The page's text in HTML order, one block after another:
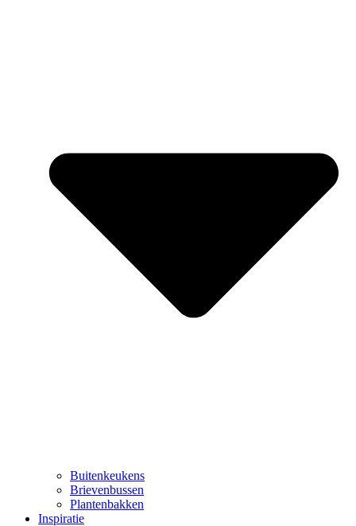
Buitenkeukens
Brievenbussen
Plantenbakken
Inspiratie